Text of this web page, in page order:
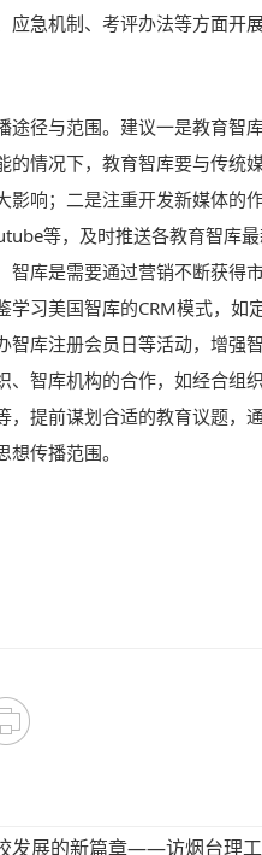
应急机制、考评办法等方面开
途径与范围。建议一是教育智
的情况下，教育智库要与传统
影响；二是注重开发新媒体的
等，及时推送各教育智库
智库是需要通过营销不断获得
学习美国智库的CRM模式，如
智库注册会员日等活动，增强
、智库机构的合作，如经合组
，提前谋划合适的教育议题，
传播范围。
发展的新篇章——访烟台理